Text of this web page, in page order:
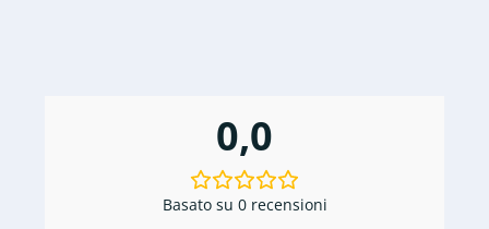
0,0
Basato su 0 recensioni